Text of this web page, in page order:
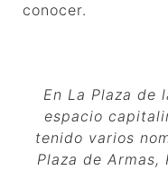
conocer.
En La Plaza de
espacio
tenido varios
Plaza de